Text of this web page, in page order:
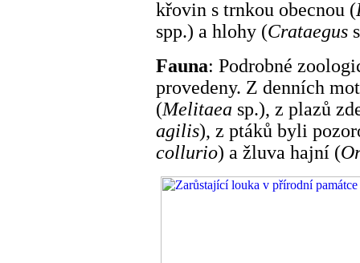
křovin s trnkou obecnou (
spp.) a hlohy (Crataegus
Fauna: Podrobné
provedeny. Z denních
(Melitaea sp.), z plazů
agilis), z ptáků byli
collurio) a žluva hajní (